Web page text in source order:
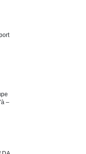
–